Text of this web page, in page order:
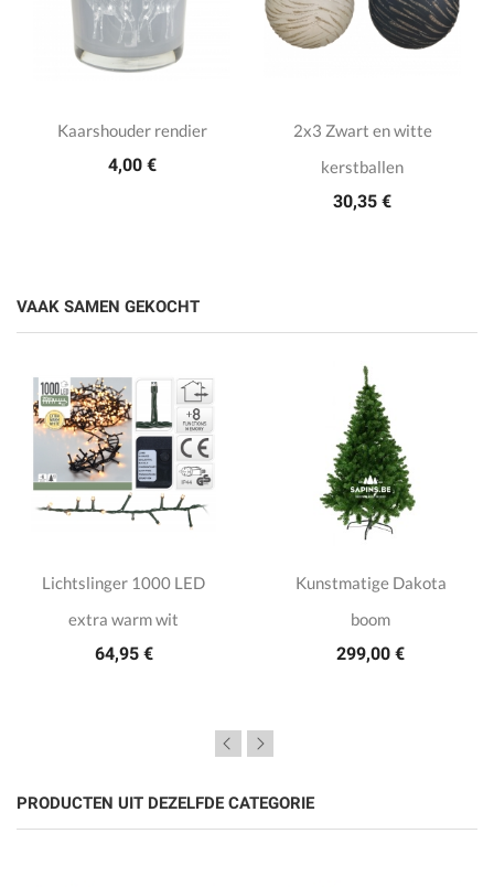
Kaarshouder rendier
4,00 €
2x3 Zwart en witte
kerstballen
30,35 €
VAAK SAMEN GEKOCHT
Lichtslinger 1000 LED
extra warm wit
64,95 €
Kunstmatige Dakota
boom
299,00 €
PRODUCTEN UIT DEZELFDE CATEGORIE